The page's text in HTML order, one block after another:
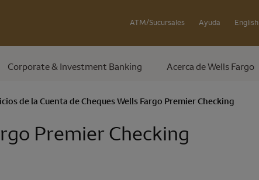
ATM/Sucursales Ayuda English
Corporate & Investment Banking Acerca deWells Fargo
de la Cuenta de ChequesWells Fargo Premier Checking
Premier Checking